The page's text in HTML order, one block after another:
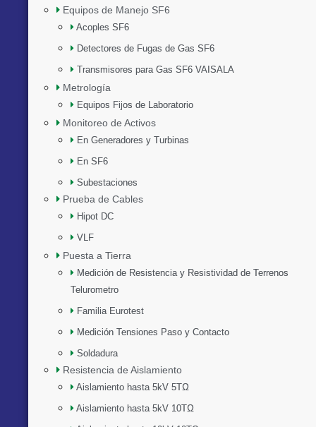
Equipos de Manejo SF6
Acoples SF6
Detectores de Fugas de Gas SF6
Transmisores para Gas SF6 VAISALA
Metrología
Equipos Fijos de Laboratorio
Monitoreo de Activos
En Generadores y Turbinas
En SF6
Subestaciones
Prueba de Cables
Hipot DC
VLF
Puesta a Tierra
Medición de Resistencia y Resistividad de Terrenos
Telurometro
Familia Eurotest
Medición Tensiones Paso y Contacto
Soldadura
Resistencia de Aislamiento
Aislamiento hasta 5kV 5TΩ
Aislamiento hasta 5kV 10TΩ